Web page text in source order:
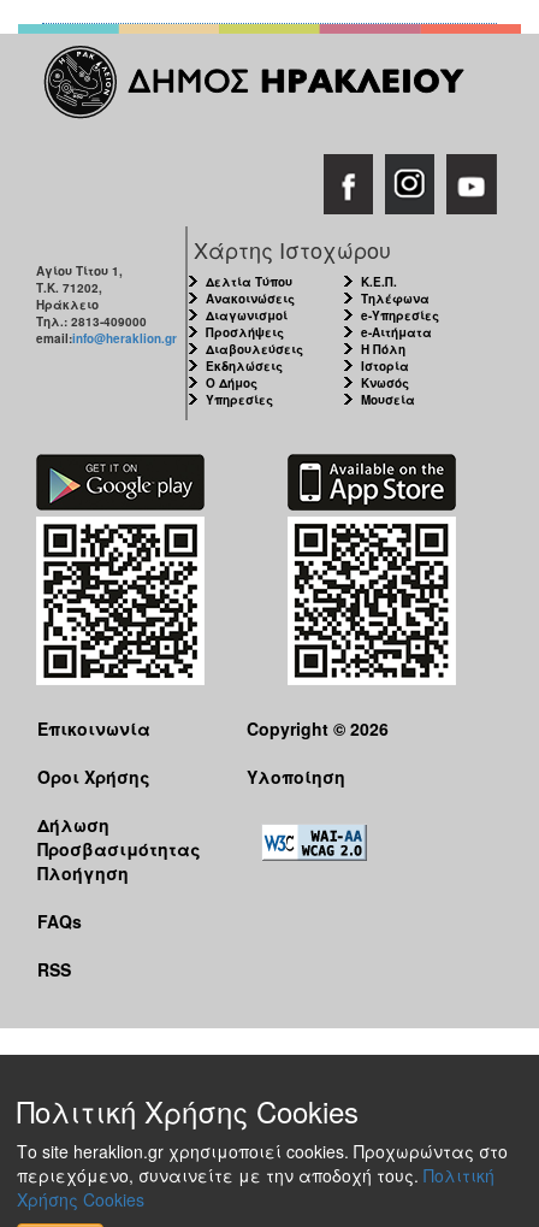
Αγίου Τίτου 1,
Τ.Κ. 71202,
Ηράκλειο
Τηλ.: 2813-409000
email:info@heraklion.gr
Χάρτης Ιστοχώρου
Δελτία Τύπου
Ανακοινώσεις
Διαγωνισμοί
Προσλήψεις
Διαβουλεύσεις
Εκδηλώσεις
Ο Δήμος
Υπηρεσίες
Κ.Ε.Π.
Τηλέφωνα
e-Υπηρεσίες
e-Αιτήματα
Η Πόλη
Ιστορία
Κνωσός
Μουσεία
Επικοινωνία
Όροι Χρήσης
Δήλωση
Προσβασιμότητας
Πλοήγηση
FAQs
RSS
Copyright © 2026
Υλοποίηση
Πολιτική Χρήσης Cookies
Το site heraklion.gr χρησιμοποιεί cookies. Προχωρώντας στο
περιεχόμενο, συναινείτε με την αποδοχή τους. Πολιτική
Χρήσης Cookies